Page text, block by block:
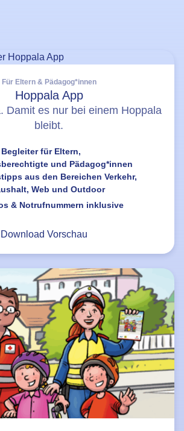
Für Eltern & Pädagog*innen
Hoppala App
Damit es nur bei einem Hoppala
bleibt.
Begleiter für Eltern,
und Pädagog*innen
aus den Bereichen Verkehr,
Web und Outdoor
& Notrufnummern inklusive